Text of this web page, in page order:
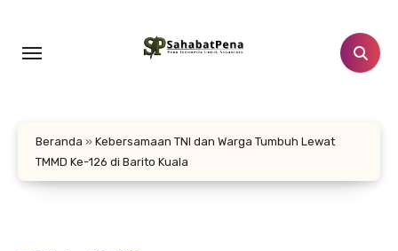
konten
Beranda » Kebersamaan TNI dan Warga Tumbuh Lewat
TMMD Ke-126 di Barito Kuala